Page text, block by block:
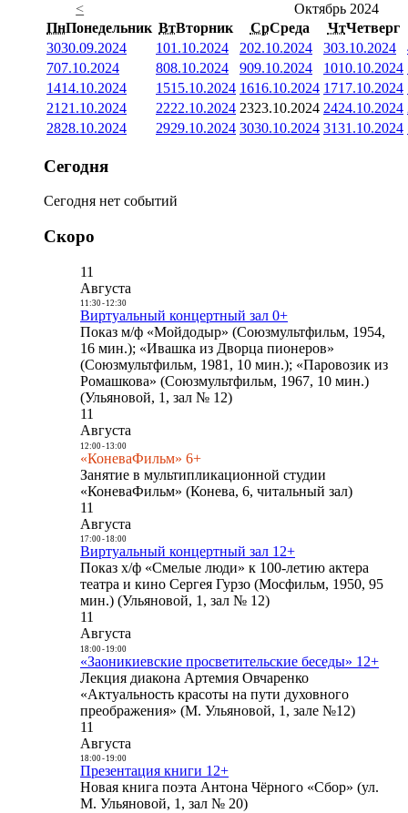
<
Октябрь 2024
ПнПонедельник ВтВторник СрСреда ЧтЧетверг
3030.09.2024 101.10.2024 202.10.2024 303.10.2024
707.10.2024 808.10.2024 909.10.2024 1010.10.2024
1414.10.2024 1515.10.2024 1616.10.2024 1717.10.2024
21 21.10.2024 2222.10.2024 2323.10.2024 2424.10.2024
2828.10.2024 2929.10.2024 3030.10.2024 3131.10.2024
Сегодня
Сегодня нет событий
Скоро
11
Августа
11:30- 12:30
Виртуальный концертный зал 0+
Показ м/ф «Мойдодыр» (Союзмультфильм, 1954,
16 мин.); «Ивашка из Дворца пионеров»
(Союзмультфильм, 1981, 10 мин.); «Паровозик из
Ромашкова» (Союзмультфильм, 1967, 10 мин.)
(Ульяновой, 1, зал № 12)
11
Августа
12:00- 13:00
«КоневаФильм» 6+
Занятие в мультипликационной студии
«КоневаФильм» (Конева, 6, читальный зал)
11
Августа
17:00- 18:00
Виртуальный концертный зал 12+
Показ х/ф «Смелые люди» к 100-летию актера
театра и кино Сергея Гурзо (Мосфильм, 1950, 95
мин.) (Ульяновой, 1, зал № 12)
11
Августа
18:00- 19:00
«Заоникиевские просветительские беседы» 12+
Лекция диакона Артемия Овчаренко
«Актуальность красоты на пути духовного
преображения» (М. Ульяновой, 1, зале №12)
11
Августа
18:00- 19:00
Презентация книги 12+
Новая книга поэта Антона Чёрного «Сбор» (ул.
М. Ульяновой, 1, зал № 20)